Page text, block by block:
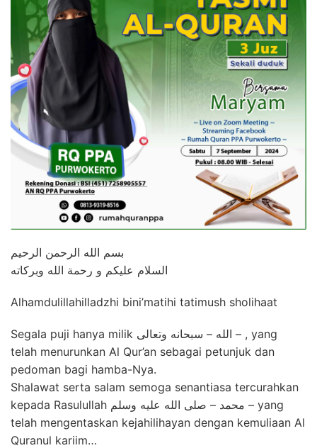
بسم الله الرحمن الرحيم
السلام عليكم و رحمة الله وبركاته
Alhamdulillahilladzhi bini’matihi tatimush sholihaat
Segala puji hanya milik الله – سبحانه وتعالى – , yang
telah menurunkan Al Qur’an sebagai petunjuk dan
pedoman bagi hamba-Nya.
Shalawat serta salam semoga senantiasa tercurahkan
kepada Rasulullah محمد – صلى الله عليه وسلم – yang
telah mengentaskan kejahilihayan dengan kemuliaan Al
Quranul kariim…